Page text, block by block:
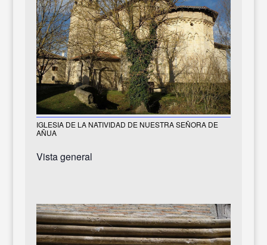
IGLESIA DE LA NATIVIDAD DE NUESTRA SEÑORA DE
AÑUA
Vista general